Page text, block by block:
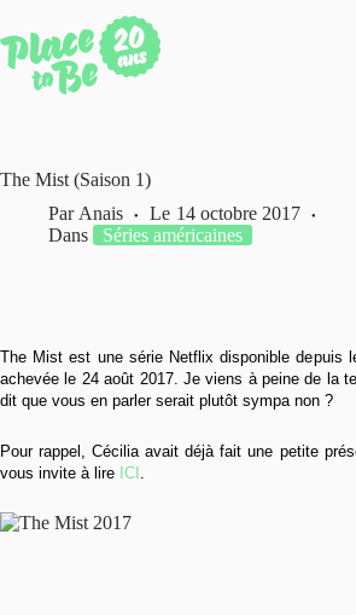
au
contenu
The Mist (Saison 1)
Par Anais Le 14 octobre 2017
Dans
Séries américaines
The Mist est une série Netflix disponible depuis
achevée le 24 août 2017. Je viens à peine de la
dit que vous en parler serait plutôt sympa non ?
Pour rappel, Cécilia avait déjà fait une petite
vous invite à lire ICI .